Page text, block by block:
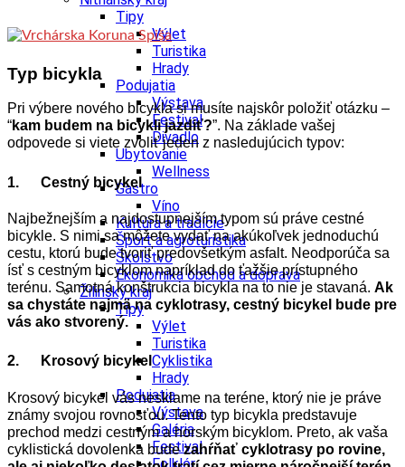
Tipy
Výlet
Turistika
Hrady
Podujatia
Výstava
Festival
Divadlo
Ubytovanie
Wellness
Gastro
Víno
Kultúra a tradície
Šport a agroturistika
Školstvo
Ekonomika obchod a doprava
Žilinský kraj
Tipy
Výlet
Turistika
Cyklistika
Hrady
Podujatia
Výstava
Galéria
Festival
Typ bicykla
Pri výbere nového bicykla si musíte najskôr položiť otázku –
“kam budem na bicykli jazdiť?”. Na základe vašej
odpovede si viete zvoliť jeden z nasledujúcich typov:
1. Cestný bicykel
Najbežnejším a najdostupnejším typom sú práve cestné
bicykle. S nimi sa môžete vydať na akúkoľvek jednoduchú
cestu, ktorú bude tvoriť predovšetkým asfalt. Neodporúča sa
ísť s cestným bicyklom napríklad do ťažšie prístupného
terénu. Samotná konštrukcia bicykla na to nie je stavaná. Ak
sa chystáte najmä na cyklotrasy, cestný bicykel bude pre
vás ako stvorený.
2. Krosový bicykel
Krosový bicykel vás nesklame na teréne, ktorý nie je práve
známy svojou rovnosťou. Tento typ bicykla predstavuje
prechod medzi cestným a horským bicyklom. Preto, ak vaša
cyklistická dovolenka budezahŕňať cyklotrasy po rovine,